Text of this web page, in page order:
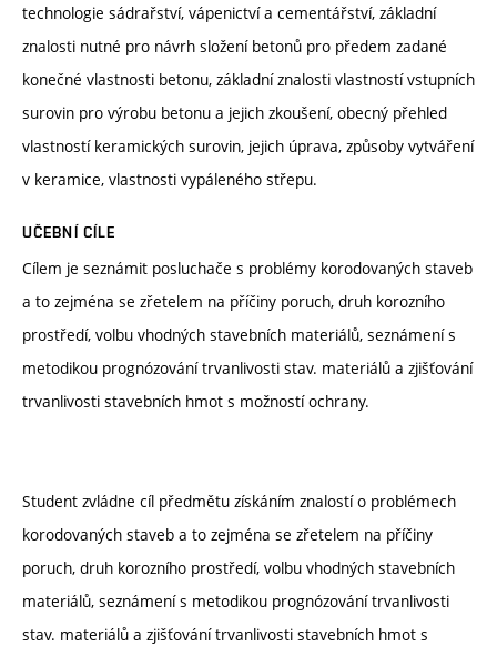
technologie sádrařství, vápenictví a cementářství, základní
znalosti nutné pro návrh složení betonů pro předem zadané
konečné vlastnosti betonu, základní znalosti vlastností vstupních
surovin pro výrobu betonu a jejich zkoušení, obecný přehled
vlastností keramických surovin, jejich úprava, způsoby vytváření
v keramice, vlastnosti vypáleného střepu.
UČEBNÍ CÍLE
Cílem je seznámit posluchače s problémy korodovaných staveb
a to zejména se zřetelem na příčiny poruch, druh korozního
prostředí, volbu vhodných stavebních materiálů, seznámení s
metodikou prognózování trvanlivosti stav. materiálů a zjišťování
trvanlivosti stavebních hmot s možností ochrany.
Student zvládne cíl předmětu získáním znalostí o problémech
korodovaných staveb a to zejména se zřetelem na příčiny
poruch, druh korozního prostředí, volbu vhodných stavebních
materiálů, seznámení s metodikou prognózování trvanlivosti
stav. materiálů a zjišťování trvanlivosti stavebních hmot s